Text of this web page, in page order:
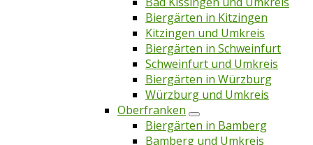
Biergärten in Kitzingen
Kitzingen und Umkreis
Biergärten in Schweinfurt
Schweinfurt und Umkreis
Biergärten in Würzburg
Würzburg und Umkreis
Oberfranken
Biergärten in Bamberg
Bamberg und Umkreis